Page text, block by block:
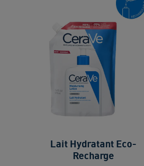
Lait Hydratant Eco-
Recharge